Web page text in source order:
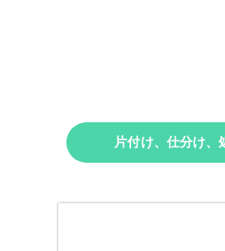
片付け、仕分け、